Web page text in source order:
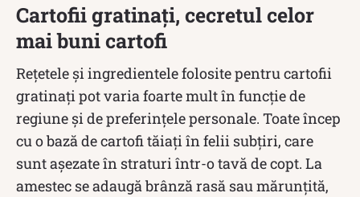
Cartofii gratinați, cecretul celor
mai buni cartofi
Rețetele și ingredientele folosite pentru cartofii
gratinați pot varia foarte mult în funcție de
regiune și de preferințele personale. Toate încep
cu o bază de cartofi tăiați în felii subțiri, care
sunt așezate în straturi într-o tavă de copt. La
amestec se adaugă brânză rasă sau mărunțită,